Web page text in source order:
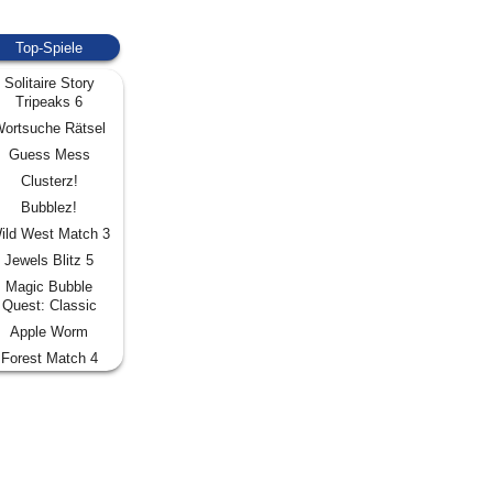
Top-Spiele
Solitaire Story
Tripeaks 6
Rätsel
Guess Mess
Clusterz!
Bubblez!
West Match 3
Jewels Blitz 5
Magic Bubble
Quest: Classic
Apple Worm
Forest Match 4